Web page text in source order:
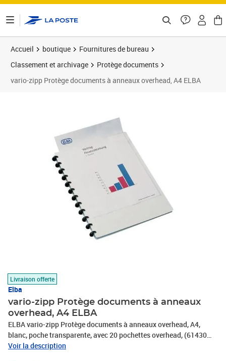
Accueil boutique
Fournitures de bureau
Classement et archivage
Protège documents
vario-zipp Protège documents à anneaux overhead, A4 ELBA
Livraison offerte
Elba
vario-zipp Protège documents à anneaux
overhead, A4 ELBA
ELBA vario-zipp Protège documents à anneaux overhead, A4,
blanc, poche transparente, avec 20 pochettes overhead, (61430
WE)
Voir la description